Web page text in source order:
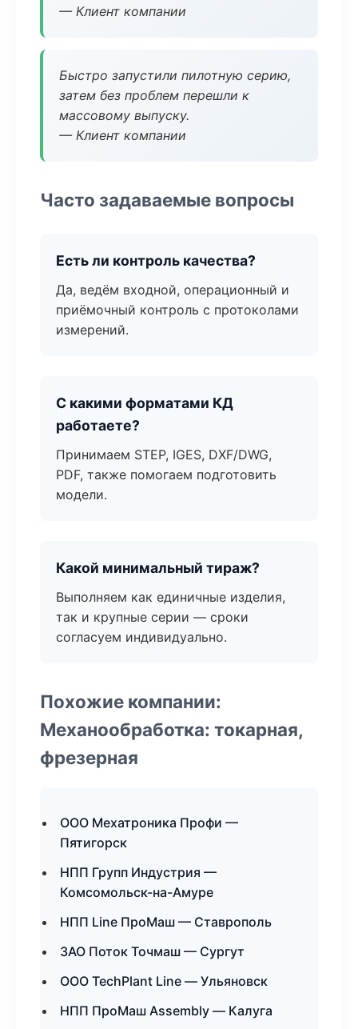
— Клиент компании
Быстро запустили пилотную серию,
затем без проблем перешли к
массовому выпуску.
— Клиент компании
Часто задаваемые вопросы
Есть ли контроль качества?
Да, ведём входной, операционный и
приёмочный контроль с протоколами
измерений.
С какими форматами КД
работаете?
Принимаем STEP, IGES, DXF/DWG,
PDF, также помогаем подготовить
модели.
Какой минимальный тираж?
Выполняем как единичные изделия,
так и крупные серии — сроки
согласуем индивидуально.
Похожие компании:
Механообработка: токарная,
фрезерная
ООО Мехатроника Профи —
Пятигорск
НПП Групп Индустрия —
Комсомольск-на-Амуре
НПП Line ПроМаш — Ставрополь
ЗАО Поток Точмаш — Сургут
ООО TechPlant Line — Ульяновск
НПП ПроМаш Assembly — Калуга